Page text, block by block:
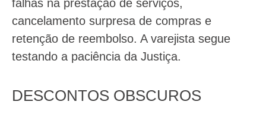
falhas na prestação de serviços,
cancelamento surpresa de compras e
retenção de reembolso. A varejista segue
testando a paciência da Justiça.
DESCONTOS OBSCUROS